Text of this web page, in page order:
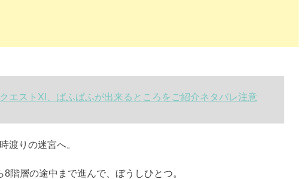
クエストXI、ぱふぱふが出来るところをご紹介ネタバレ注意
渡りの迷宮へ。
8階層の途中まで進んで、ぼうしひとつ。